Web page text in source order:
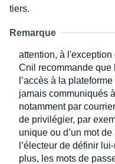
tiers.
Remarque
attention, à
Cnil recommande que
l’accès à la
jamais communiqués
notamment par
de privilégier, par
unique ou d’un mot
l’électeur de définir
plus, les mots de